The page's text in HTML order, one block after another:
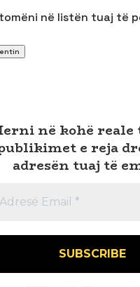
në listën tuaj të
në kohë reale
e reja
adresën tuaj të